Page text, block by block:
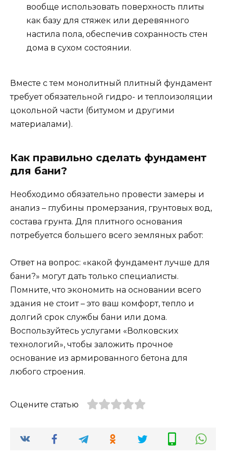
вообще использовать поверхность плиты
как базу для стяжек или деревянного
настила пола, обеспечив сохранность стен
дома в сухом состоянии.
Вместе с тем монолитный плитный фундамент
требует обязательной гидро- и теплоизоляции
цокольной части (битумом и другими
материалами).
Как правильно сделать фундамент
для бани?
Необходимо обязательно провести замеры и
анализ – глубины промерзания, грунтовых вод,
состава грунта. Для плитного основания
потребуется большего всего земляных работ:
Ответ на вопрос: «какой фундамент лучше для
бани?» могут дать только специалисты.
Помните, что экономить на основании всего
здания не стоит – это ваш комфорт, тепло и
долгий срок службы бани или дома.
Воспользуйтесь услугами «Волковских
технологий», чтобы заложить прочное
основание из армированного бетона для
любого строения.
Оцените статью